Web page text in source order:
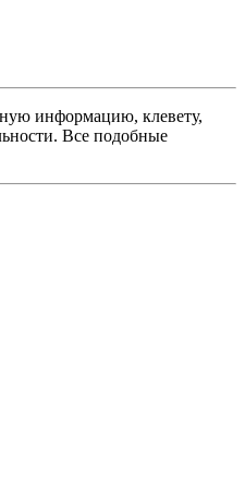
информацию, клевету,
Все подобные